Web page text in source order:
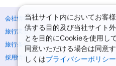
会社情報
旅行業登録票・約款
旅行条件書
採用情報
当社サイト内においてお客
供する目的及び当社サイト
とを目的にCookieを使用し
同意いただける場合は同意
しくはプライバシーポリシー